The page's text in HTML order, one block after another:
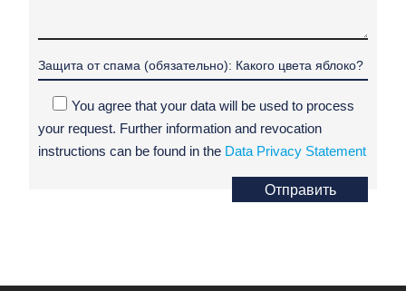
You agree that your data will be used to process
your request. Further information and revocation
instructions can be found in the Data Privacy Statement
Отправить